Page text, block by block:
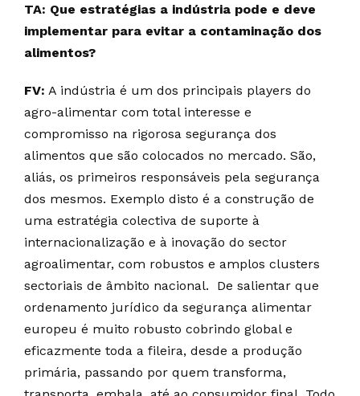
TA: Que estratégias a indústria pode e deve
implementar para evitar a contaminação dos
alimentos?
FV: A indústria é um dos principais players do
agro-alimentar com total interesse e
compromisso na rigorosa segurança dos
alimentos que são colocados no mercado. São,
aliás, os primeiros responsáveis pela segurança
dos mesmos. Exemplo disto é a construção de
uma estratégia colectiva de suporte à
internacionalização e à inovação do sector
agroalimentar, com robustos e amplos clusters
sectoriais de âmbito nacional. De salientar que
ordenamento jurídico da segurança alimentar
europeu é muito robusto cobrindo global e
eficazmente toda a fileira, desde a produção
primária, passando por quem transforma,